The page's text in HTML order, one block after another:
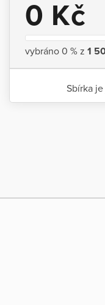
0 Kč
vybráno 0 % z 1
Sbírka